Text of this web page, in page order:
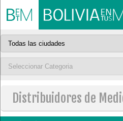
Distribuidores de